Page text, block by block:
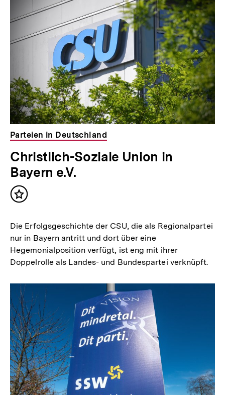
Parteien in Deutschland
Christlich-Soziale Union in
Bayern e.V.
Inhalt
Die Erfolgsgeschichte der CSU, die als Regionalpartei
nur in Bayern antritt und dort über eine
Hegemonialposition verfügt, ist eng mit ihrer
Doppelrolle als Landes- und Bundespartei verknüpft.